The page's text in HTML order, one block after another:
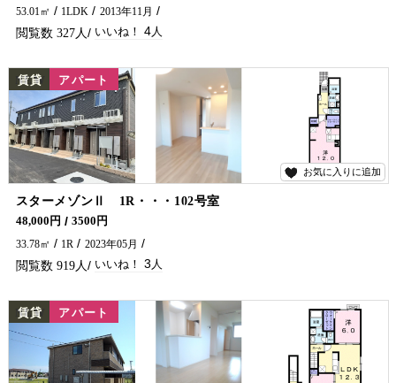
53.01㎡
1LDK 2013年11月
327 4
お気に入りに追加
賃貸
NEW アパート
スターメゾンⅡ 1R・・・102号室
単身の方オススメの築浅出ました(*^^*) ネット無料・コンロ・宅配ボックス付きです★ アパートをお探しでしたら是非五ヶ瀬不動産へお問合せください🏠✨
48,000円
3500円
33.78㎡
1R 2023年05月
919 3
賃貸
NEW アパート